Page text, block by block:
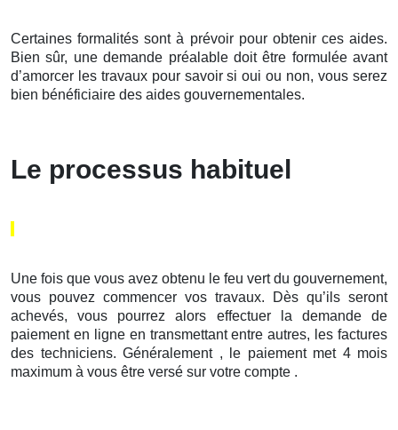
Certaines formalités sont à prévoir pour obtenir ces aides.
Bien sûr, une demande préalable doit être formulée avant
d’amorcer les travaux pour savoir si oui ou non, vous serez
bien bénéficiaire des aides gouvernementales.
Le processus habituel
Une fois que vous avez obtenu le feu vert du gouvernement,
vous pouvez commencer vos travaux. Dès qu’ils seront
achevés, vous pourrez alors effectuer la demande de
paiement en ligne en transmettant entre autres, les factures
des techniciens. Généralement , le paiement met 4 mois
maximum à vous être versé sur votre compte .